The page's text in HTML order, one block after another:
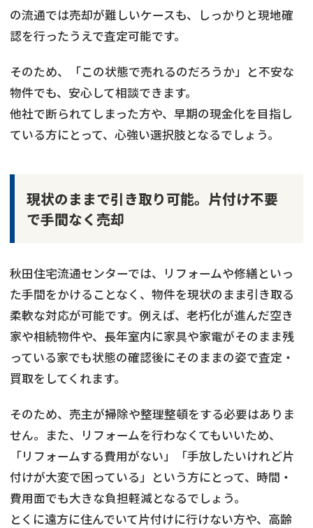
の流通では売却が難しいケースも、しっかりと現地確
認を行ったうえで査定可能です。
そのため、「この状態で売れるのだろうか」と不安な
物件でも、安心して相談できます。
他社で断られてしまった方や、早期の現金化を目指し
ている方にとって、心強い選択肢となるでしょう。
現状のままで引き取り可能。片付け不要
で手間なく売却
秋田住宅流通センターでは、リフォームや修繕といっ
た手間をかけることなく、物件を現状のまま引き取る
柔軟な対応が可能です。例えば、老朽化が進んだ空き
家や相続物件や、長年室内に家具や家電がそのまま残
っている家でも状態の確認後にそのままの姿で査定・
買取をしてくれます。
そのため、売主が掃除や整理整頓をする必要はありま
せん。また、リフォームを行わなくてもいいため、
「リフォームする費用がない」「手放したいけれど片
付けが大変で困っている」という方にとって、時間・
費用面でも大きな負担軽減となるでしょう。
とくに遠方に住んでいて片付けに行けない方や、高齢